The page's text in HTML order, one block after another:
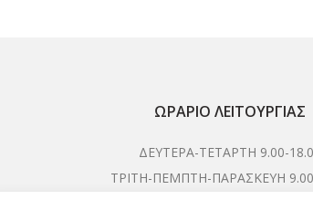
ΩΡΆΡΙΟ ΛΕΙΤΟΥΡΓΊΑΣ
ΔΕΥΤΕΡΑ-ΤΕΤΑΡΤΗ 9.00-
ΤΡΙΤΗ-ΠΕΜΠΤΗ-ΠΑΡΑΣΚΕΥΗ